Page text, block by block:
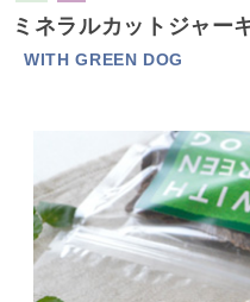
ミネラルカットジャー
WITH GREEN DOG